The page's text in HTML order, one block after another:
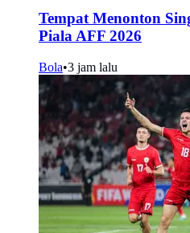
Tempat Menonton
Piala AFF 2026
Bola•3 jam lalu